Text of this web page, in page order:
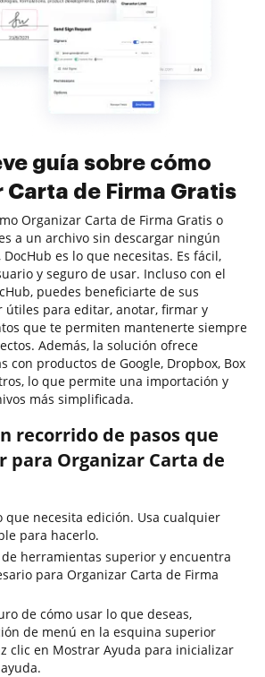
guía sobre cómo
Carta de Firma Gratis
Organizar Carta de Firma Gratis o
a un archivo sin descargar ningún
es lo que necesitas. Es fácil,
y seguro de usar. Incluso con el
puedes beneficiarte de sus
útiles para editar, anotar, firmar y
que te permiten mantenerte siempre
Además, la solución ofrece
con productos de Google, Dropbox, Box
lo que permite una importación y
más simplificada.
recorrido de pasos que
para Organizar Carta de
que necesita edición. Usa cualquier
para hacerlo.
herramientas superior y encuentra
para Organizar Carta de Firma
de cómo usar lo que deseas,
de menú en la esquina superior
clic en Mostrar Ayuda para inicializar